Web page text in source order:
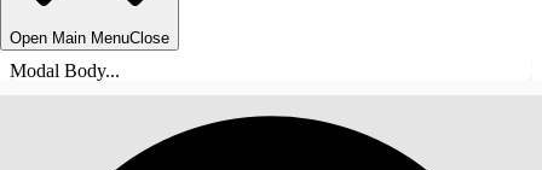
Open Main MenuClose
Modal Body...